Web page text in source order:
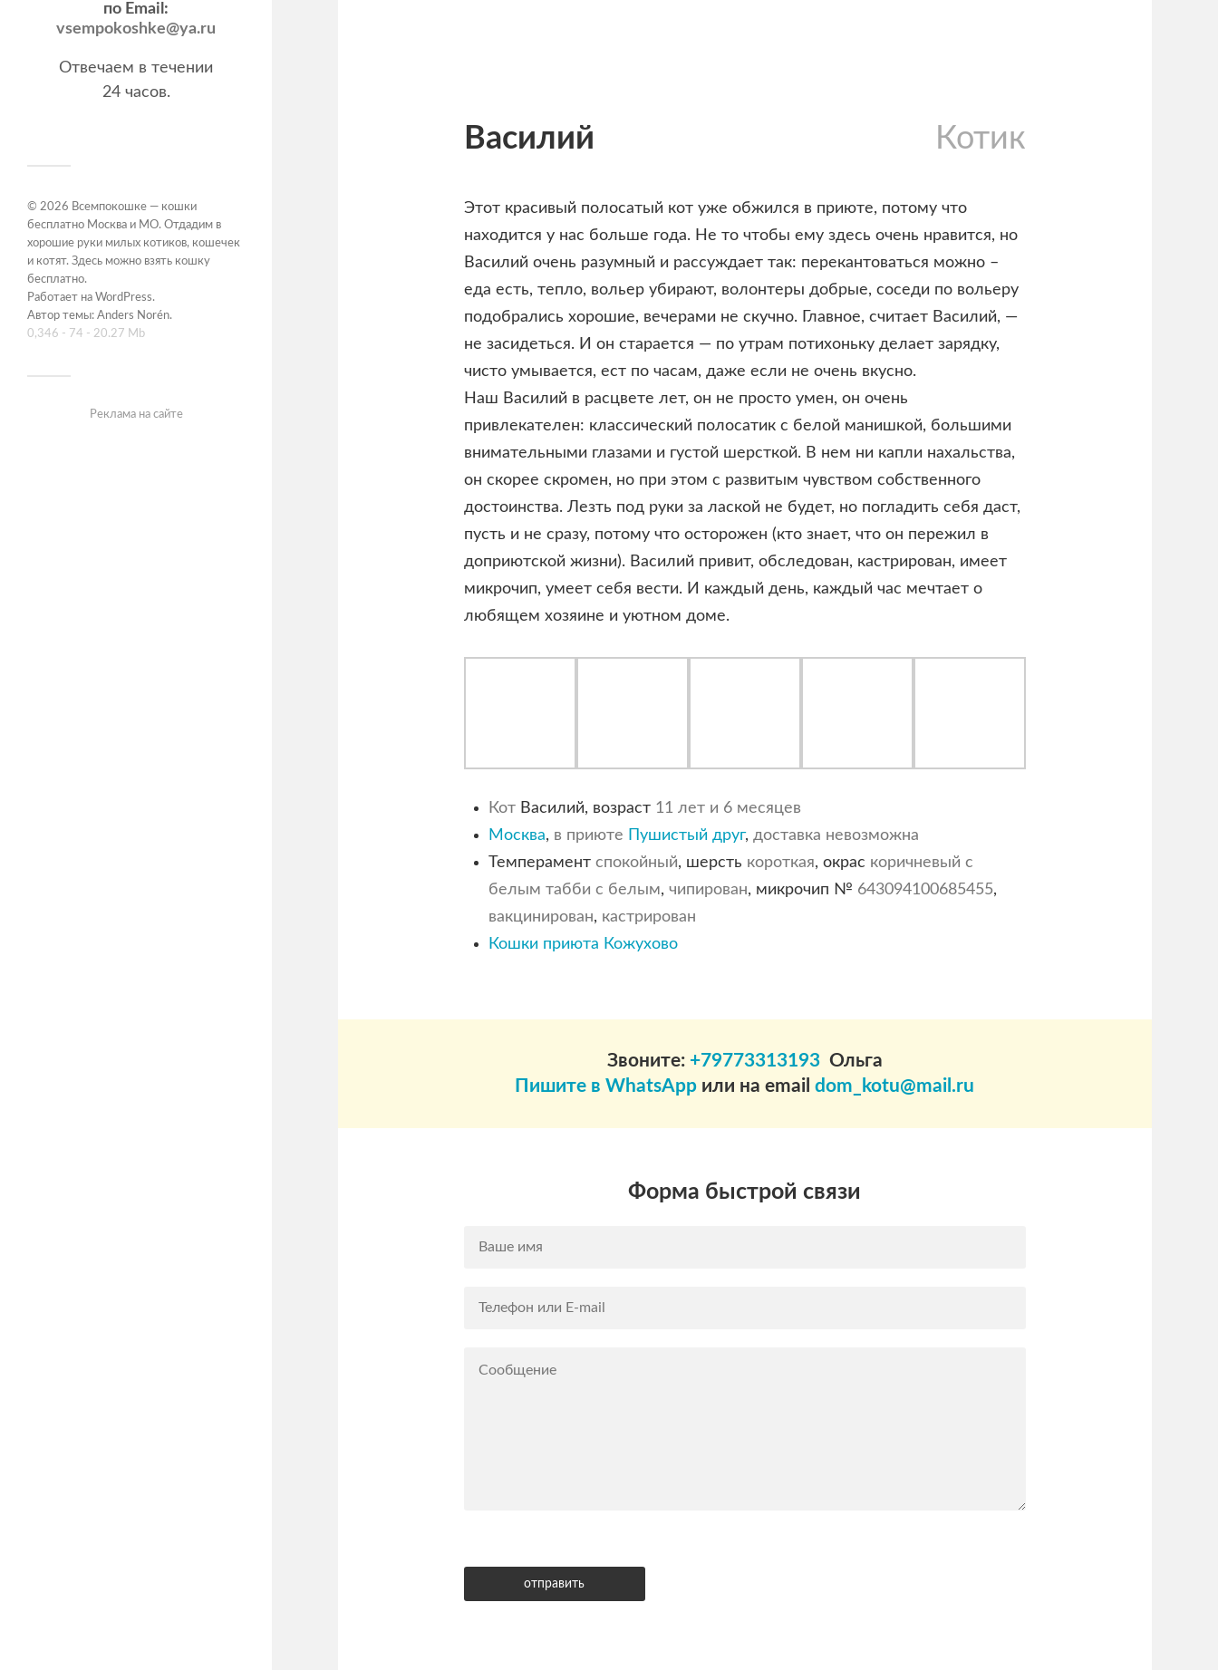
по Email:
vsempokoshke@ya.ru
Отвечаем в течении
24 часов.
© 2026 Всемпокошке — кошки
бесплатно Москва и МО. Отдадим в
хорошие руки милых котиков, кошечек
и котят. Здесь можно взять кошку
бесплатно.
Работает на WordPress.
Автор темы: Anders Norén.
0,346 - 74 - 20.27 Mb
Реклама на сайте
Котик
Василий
Этот красивый полосатый кот уже обжился в приюте, потому что
находится у нас больше года. Не то чтобы ему здесь очень нравится, но
Василий очень разумный и рассуждает так: перекантоваться можно –
еда есть, тепло, вольер убирают, волонтеры добрые, соседи по вольеру
подобрались хорошие, вечерами не скучно. Главное, считает Василий, —
не засидеться. И он старается — по утрам потихоньку делает зарядку,
чисто умывается, ест по часам, даже если не очень вкусно.
Наш Василий в расцвете лет, он не просто умен, он очень
привлекателен: классический полосатик с белой манишкой, большими
внимательными глазами и густой шерсткой. В нем ни капли нахальства,
он скорее скромен, но при этом с развитым чувством собственного
достоинства. Лезть под руки за лаской не будет, но погладить себя даст,
пусть и не сразу, потому что осторожен (кто знает, что он пережил в
доприютской жизни). Василий привит, обследован, кастрирован, имеет
микрочип, умеет себя вести. И каждый день, каждый час мечтает о
любящем хозяине и уютном доме.
КотВасилий, возраст 11 лет и 6 месяцев
Москва, в приюте Пушистый друг, доставка невозможна
Темперамент спокойный, шерсть короткая, окрас коричневый с
белым табби с белым, чипирован, микрочип № 643094100685455,
вакцинирован, кастрирован
Кошки приюта Кожухово
Звоните: +79773313193Ольга
Пишите в WhatsApp или на emaildom_kotu@mail.ru
Форма быстрой связи